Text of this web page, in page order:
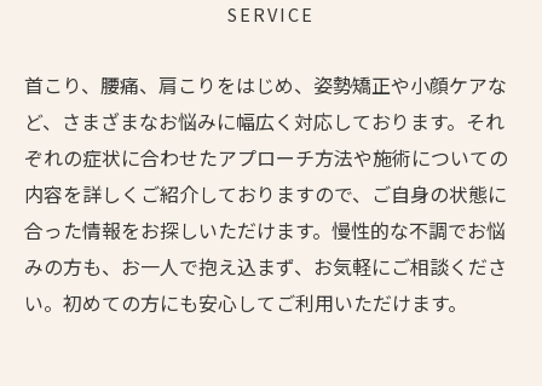
SERVICE
首こり、腰痛、肩こりをはじめ、姿勢矯正や小顔ケアな
ど、さまざまなお悩みに幅広く対応しております。それ
ぞれの症状に合わせたアプローチ方法や施術についての
内容を詳しくご紹介しておりますので、ご自身の状態に
合った情報をお探しいただけます。慢性的な不調でお悩
みの方も、お一人で抱え込まず、お気軽にご相談くださ
い。初めての方にも安心してご利用いただけます。